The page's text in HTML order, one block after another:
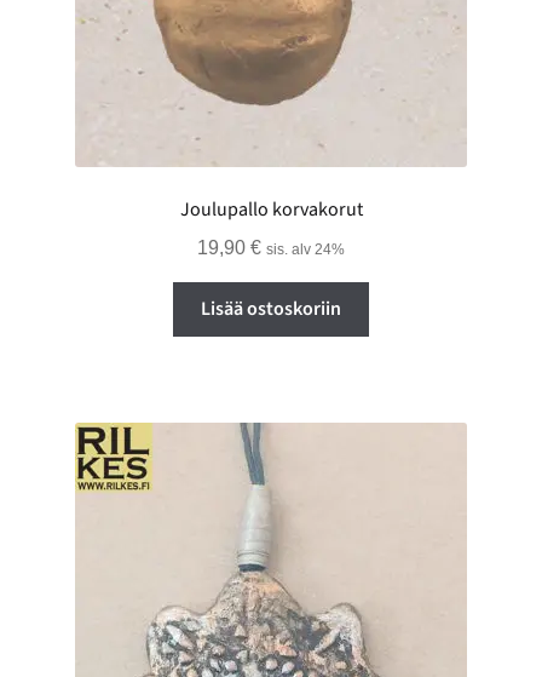
Joulupallo korvakorut
19,90 € sis. alv 24%
Lisää ostoskoriin